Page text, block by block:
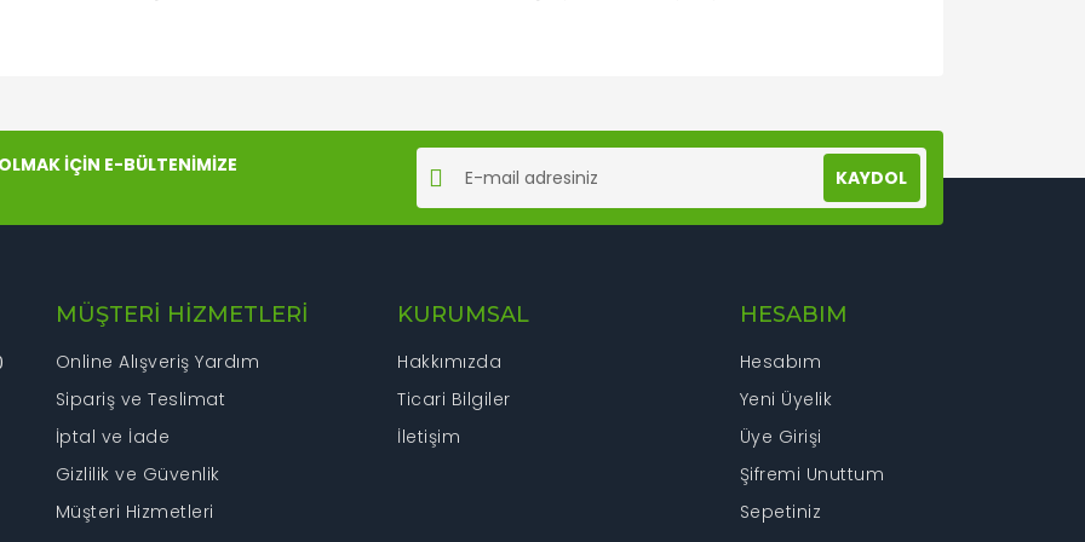
İÇİN E-BÜLTENİMİZE
KAYDOL
MÜŞTERİ HİZMETLERİ
Online Alışveriş Yardım
Sipariş ve Teslimat
İptal ve İade
Gizlilik ve Güvenlik
Müşteri Hizmetleri
KURUMSAL
Hakkımızda
Ticari Bilgiler
İletişim
HESABIM
Hesabım
Yeni Üyelik
Üye Girişi
Şifremi Unuttum
Sepetiniz